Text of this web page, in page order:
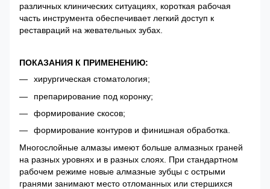
различных клинических ситуациях, короткая рабочая
часть инструмента обеспечивает легкий доступ к
реставраций на жевательных зубах.
ПОКАЗАНИЯ К ПРИМЕНЕНИЮ:
хирургическая стоматология;
препарирование под коронку;
формирование скосов;
формирование контуров и финишная обработка.
Многослойные алмазы имеют больше алмазных граней
на разных уровнях и в разных слоях. При стандартном
рабочем режиме новые алмазные зубцы с острыми
гранями занимают место отломанных или стершихся